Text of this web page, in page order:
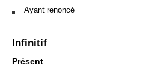
Ayant renoncé
Infinitif
Présent